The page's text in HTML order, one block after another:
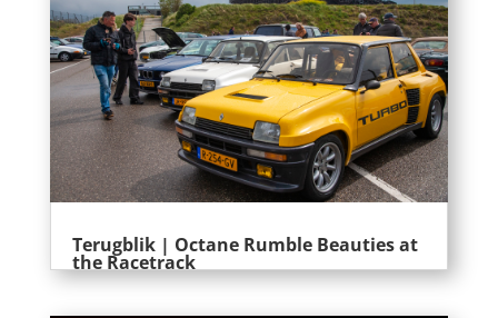
Terugblik | Octane Rumble Beauties at
the Racetrack